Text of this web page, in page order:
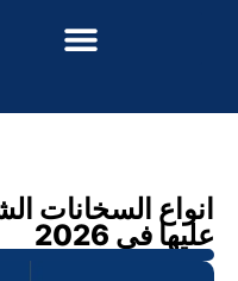
انواع السخانات
عليها في 2026